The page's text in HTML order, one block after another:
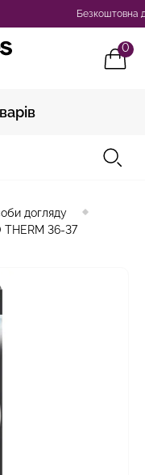
Безкоштовна
0
догляду
THERM 36-37